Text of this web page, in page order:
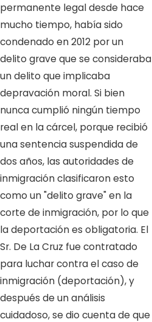
permanente legal desde hace
mucho tiempo, había sido
condenado en 2012 por un
delito grave que se consideraba
un delito que implicaba
depravación moral. Si bien
nunca cumplió ningún tiempo
real en la cárcel, porque recibió
una sentencia suspendida de
dos años, las autoridades de
inmigración clasificaron esto
como un "delito grave" en la
corte de inmigración, por lo que
la deportación es obligatoria. El
Sr. De La Cruz fue contratado
para luchar contra el caso de
inmigración (deportación), y
después de un análisis
cuidadoso, se dio cuenta de que